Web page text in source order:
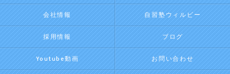
会社情報 自習塾ウィルビー
採用情報 ブログ
Youtube動画 お問い合わせ